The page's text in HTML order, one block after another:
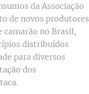
da Associação
de novos produtores
camarão no Brasil,
distribuídos
para diversos
dos